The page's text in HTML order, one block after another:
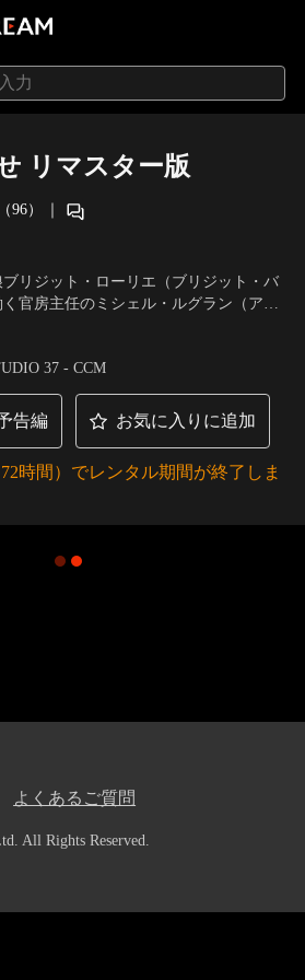
リマスター版
（96） ｜
リジット・ローリエ（ブリジット・バ
官房主任のミシェル・ルグラン（アン
不幸なの」と告げる。プレイボーイの
かと気が気でないのだ。
37 - CCM
告編 お気に入りに追加
時間）でレンタル期間が終了しま
よくあるご質問
All Rights Reserved.